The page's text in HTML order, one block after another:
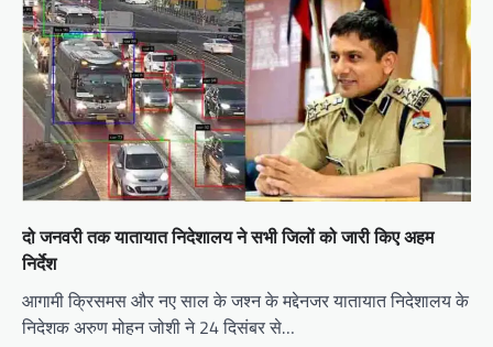
दो जनवरी तक यातायात निदेशालय ने सभी जिलों को जारी किए अहम
निर्देश
आगामी क्रिसमस और नए साल के जश्न के मद्देनजर यातायात निदेशालय के
निदेशक अरुण मोहन जोशी ने 24 दिसंबर से…